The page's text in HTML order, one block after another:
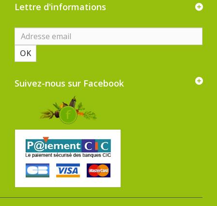
Lettre d'informations
OK
Suivez-nous sur Facebook